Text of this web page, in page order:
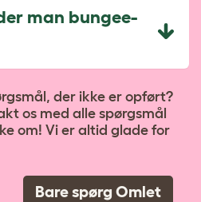
man bungee-
der ikke er opført?
os med alle spørgsmål
om! Vi er altid glade for
Bare spørg Omlet